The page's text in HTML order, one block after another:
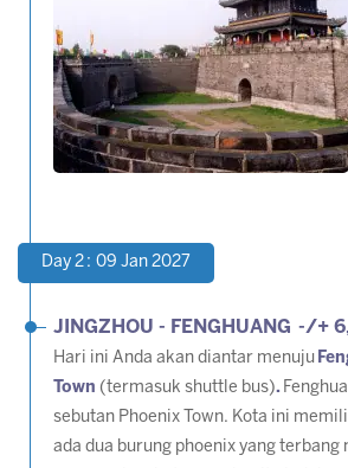
Day 2 : 09 Jan 2027
JINGZHOU - FENGHUANG -/+
Hari ini Anda akan diantar menuju
Town (termasuk shuttle bus).
sebutan Phoenix Town. Kota ini
ada dua burung phoenix yang